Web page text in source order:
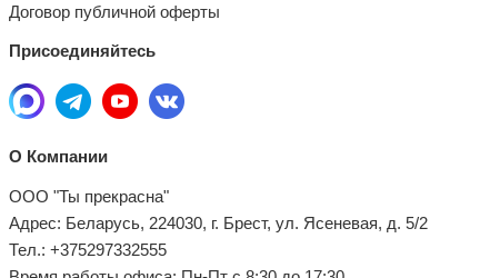
Договор публичной оферты
Присоединяйтесь
О Компании
ООО "Ты прекрасна"
Адрес: Беларусь, 224030, г. Брест, ул. Ясеневая, д. 5/2
Тел.: +375297332555